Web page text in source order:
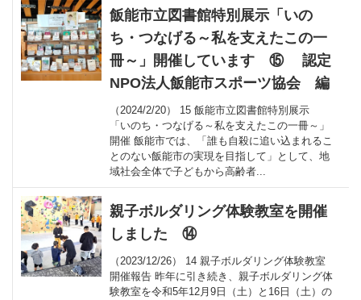
飯能市立図書館特別展示「いの
ち・つなげる～私を支えたこの一
冊～」開催しています ⑮ 認定
NPO法人飯能市スポーツ協会 編
（2024/2/20） 15 飯能市立図書館特別展示
「いのち・つなげる～私を支えたこの一冊～」
開催 飯能市では、「誰も自殺に追い込まれるこ
とのない飯能市の実現を目指して」として、地
域社会全体で子どもから高齢者...
親子ボルダリング体験教室を開催
しました ⑭
（2023/12/26） 14 親子ボルダリング体験教室
開催報告 昨年に引き続き、親子ボルダリング体
験教室を令和5年12月9日（土）と16日（土）の